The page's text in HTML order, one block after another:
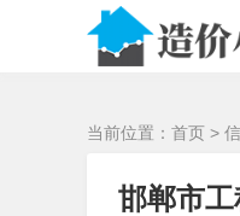
当前位置： 首页 >
邯郸市